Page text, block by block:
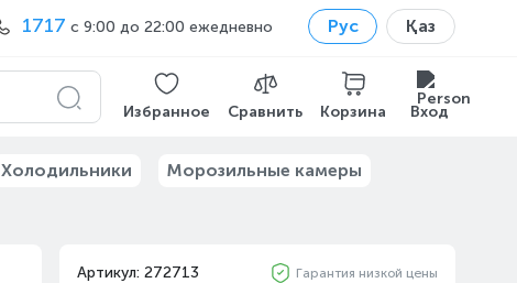
1717 с 9:00 до 22:00 ежедневно Рус Қаз
Избранное Сравнить Корзина Вход
Холодильники Морозильные камеры
Артикул: 272713 Гарантия низкой цены